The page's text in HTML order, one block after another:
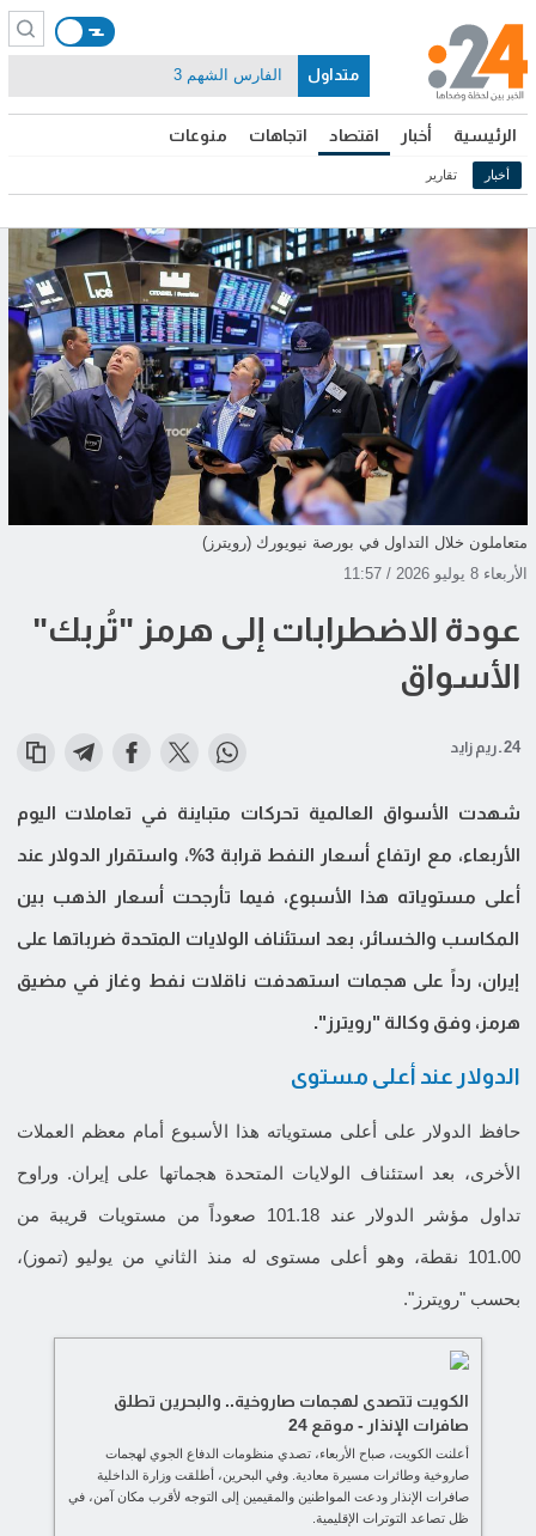
الرئيسية أخبار اقتصاد
أخبار تقارير
اتجاهات منوعات
متداول الفارس الشهم 3
متعاملون خلال التداول في بورصة نيويورك (رويترز)
الأربعاء 8 يوليو 2026 / 11:57
عودة الاضطرابات إلى هرمز "تُربك"
الأسواق
24 ـ ريم زايد
شهدت الأسواق العالمية تحركات متباينة في تعاملات اليوم
الأربعاء، مع ارتفاع أسعار النفط قرابة 3%، واستقرار الدولار عند
أعلى مستوياته هذا الأسبوع، فيما تأرجحت أسعار الذهب بين
المكاسب والخسائر، بعد استئناف الولايات المتحدة ضرباتها على
إيران، رداً على هجمات استهدفت ناقلات نفط وغاز في مضيق
هرمز، وفق وكالة "رويترز".
الدولار عند أعلى مستوى
حافظ الدولار على أعلى مستوياته هذا الأسبوع أمام معظم العملات
الأخرى، بعد استئناف الولايات المتحدة هجماتها على إيران. وراوح
تداول مؤشر الدولار عند 101.18 صعوداً من مستويات قريبة من
101.00 نقطة، وهو أعلى مستوى له منذ الثاني من يوليو (تموز)،
بحسب "رويترز".
الكويت تتصدى لهجمات صاروخية.. والبحرين تطلق
صافرات الإنذار - موقع 24
أعلنت الكويت، صباح الأربعاء، تصدي منظومات الدفاع الجوي لهجمات
صاروخية وطائرات مسيرة معادية. وفي البحرين، أطلقت وزارة الداخلية
صافرات الإنذار ودعت المواطنين والمقيمين إلى التوجه لأقرب مكان آمن، في
ظل تصاعد التوترات الإقليمية.